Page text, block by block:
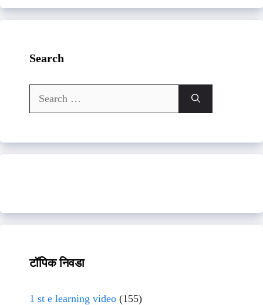
Search
Search
for:
टॉपिक निवडा
1 st e learning video (155)